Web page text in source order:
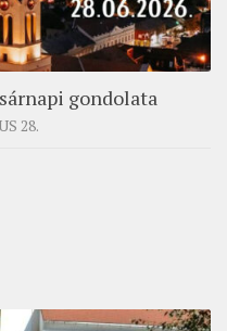
gondolata
28.